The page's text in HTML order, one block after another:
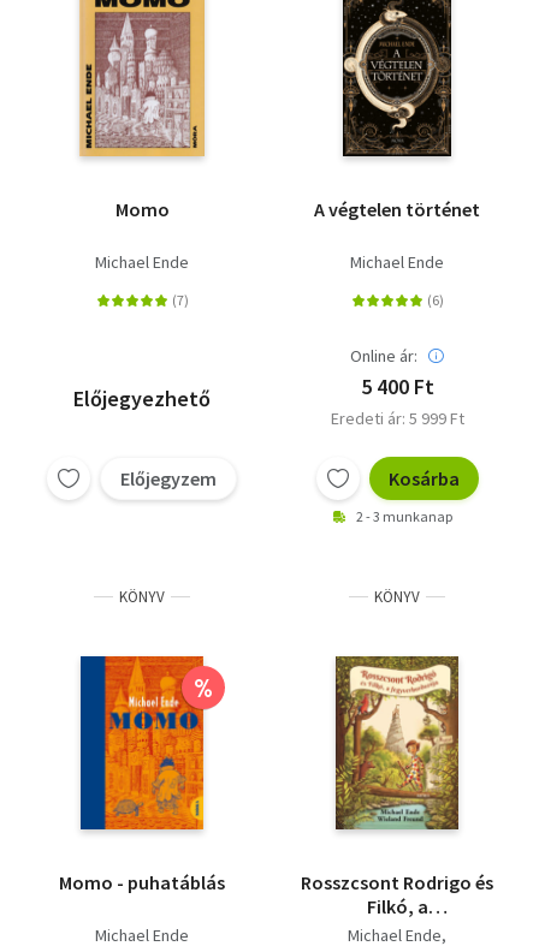
Momo
Michael Ende
Előjegyezhető
Előjegyzem
A végtelen történet
Michael Ende
Online ár:
5 400 Ft
Eredeti ár: 5 999 Ft
Kosárba
2 - 3 munkanap
KÖNYV
%
Momo - puhatáblás
Michael Ende
KÖNYV
Rosszcsont Rodrigo és
Filkó, a
fegyverhordozója
Michael Ende